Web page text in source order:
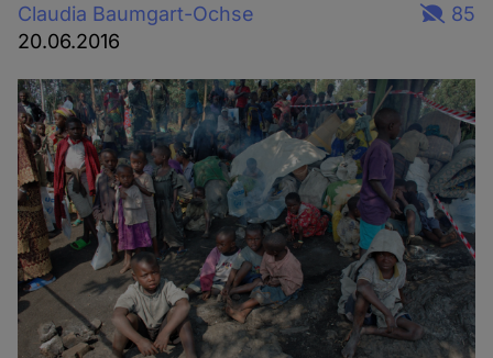
Claudia Baumgart-Ochse
20.06.2016
85